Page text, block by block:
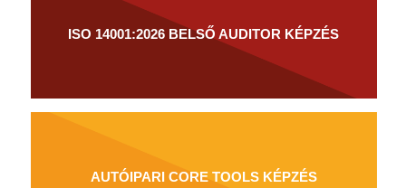
ISO 14001:2026 BELSŐ AUDITOR KÉPZÉS
AUTÓIPARI CORE TOOLS KÉPZÉS